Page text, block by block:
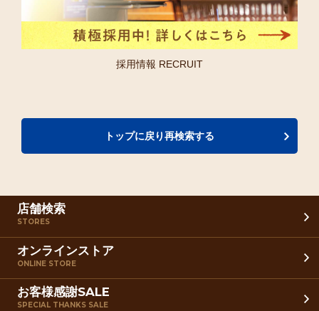
採用情報 RECRUIT
トップに戻り再検索する
店舗検索
STORES
オンラインストア
ONLINE STORE
お客様感謝SALE
SPECIAL THANKS SALE